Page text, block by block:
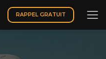
RAPPEL GRATUIT